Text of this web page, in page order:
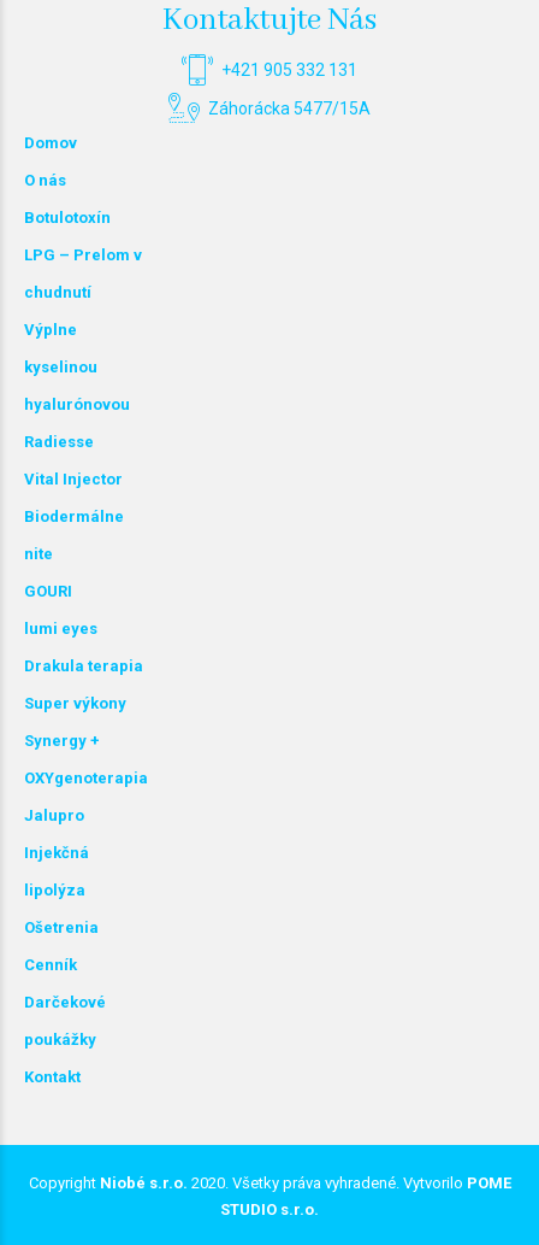
Kontaktujte Nás
+421 905 332 131
Záhorácka 5477/15A
Domov
O nás
Botulotoxín
LPG – Prelom v
chudnutí
Výplne
kyselinou
hyalurónovou
Radiesse
Vital Injector
Biodermálne
nite
GOURI
lumi eyes
Drakula terapia
Super výkony
Synergy +
OXYgenoterapia
Jalupro
Injekčná
lipolýza
Ošetrenia
Cenník
Darčekové
poukážky
Kontakt
Copyright Niobé s.r.o. 2020. Všetky práva vyhradené. Vytvorilo POME
STUDIO s.r.o.